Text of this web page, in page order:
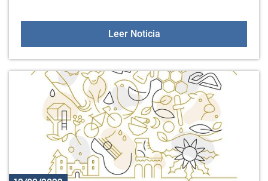
Leer NoticiaCursos de formación de